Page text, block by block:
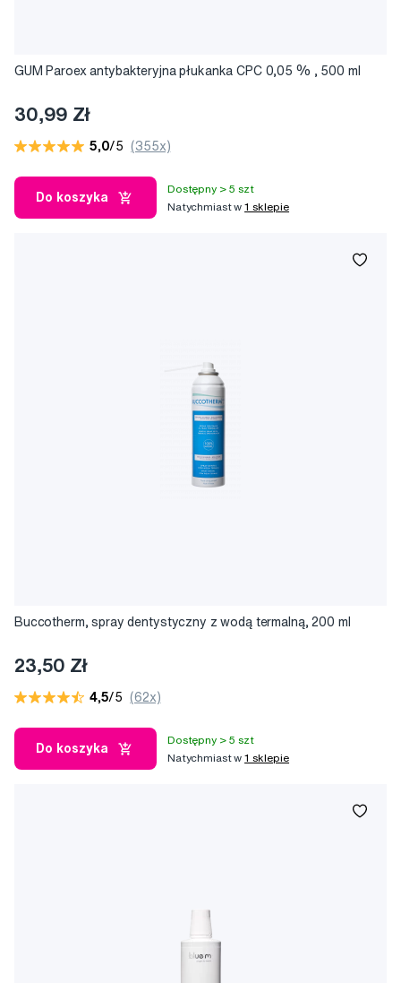
GUM Paroex antybakteryjna płukanka CPC 0,05 % , 500 ml
30,99 Zł
5,0/5 (355x)
Do koszyka
Dostępny > 5 szt
Natychmiast w1 sklepie
Buccotherm, spray dentystyczny z wodą termalną, 200 ml
23,50 Zł
4,5/5 (62x)
Do koszyka
Dostępny > 5 szt
Natychmiast w1 sklepie